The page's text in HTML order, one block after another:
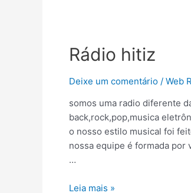
Rádio hitiz
Deixe um comentário / Web
somos uma radio diferente
back,rock,pop,musica
o nosso estilo musical foi
nossa equipe é formada por
…
Leia mais »